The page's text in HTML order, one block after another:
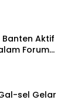
Banten Aktif
Forum
sel Gelar